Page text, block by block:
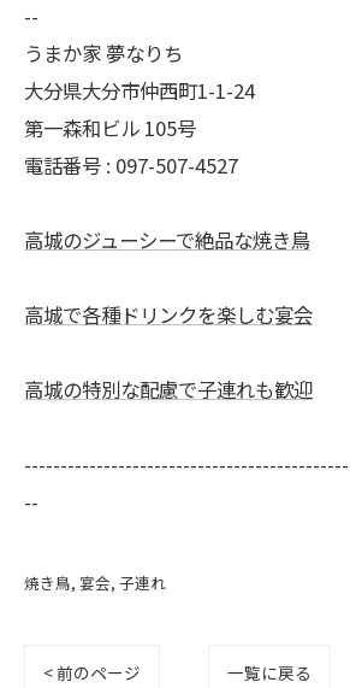
--
うまか家 夢なりち
大分県大分市仲西町1-1-24
第一森和ビル 105号
電話番号 : 097-507-4527
高城のジューシーで絶品な焼き鳥
高城で各種ドリンクを楽しむ宴会
高城の特別な配慮で子連れも歓迎
--
焼き鳥 宴会 子連れ
< 前のページ 一覧に戻る